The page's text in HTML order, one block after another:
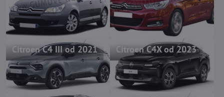
Citroen C4 III od 2021 Citroen C4X od 2023